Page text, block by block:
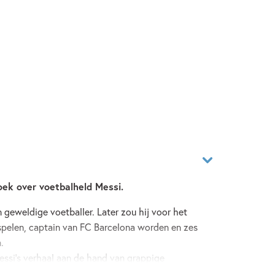
over voetbalheld Messi.
geweldige voetballer. Later zou hij voor het
captain van FC Barcelona worden en zes
verhaal aan de hand van grappige